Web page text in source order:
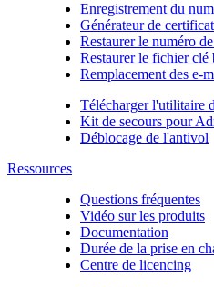
Enregistrement du
Générateur de
Restaurer le numéro
Restaurer le fichier clé
Remplacement des e-
Télécharger l'utilitaire
Kit de secours pour
Déblocage de l'antivol
Ressources
Questions fréquentes
Vidéo sur les produits
Documentation
Durée de la prise en
Centre de licencing